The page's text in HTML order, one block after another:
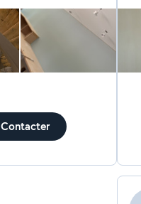
Contacter